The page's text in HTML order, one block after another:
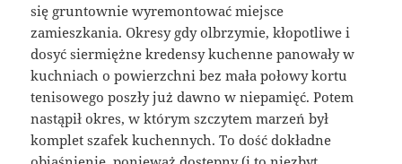
się gruntownie wyremontować miejsce
zamieszkania. Okresy gdy olbrzymie, kłopotliwe i
dosyć siermiężne kredensy kuchenne panowały w
kuchniach o powierzchni bez mała połowy kortu
tenisowego poszły już dawno w niepamięć. Potem
nastąpił okres, w którym szczytem marzeń był
komplet szafek kuchennych. To dość dokładne